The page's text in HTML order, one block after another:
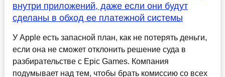
внутри приложений, даже если они будут
сделаны в обход ее платежной системы
У Apple есть запасной план, как не потерять деньги,
если она не сможет отклонить решение суда в
разбирательстве с Epic Games. Компания
подумывает над тем, чтобы брать комиссию со всех